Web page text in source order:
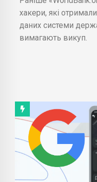
хакери, які
даних системи
вимагають викуп.